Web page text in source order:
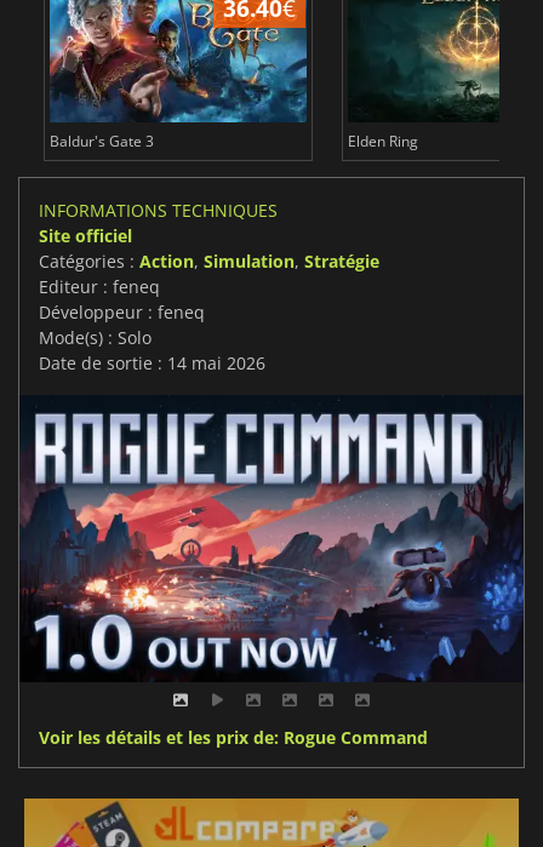
36.40€
Baldur's Gate 3 Elden Ring
INFORMATIONS TECHNIQUES
Site officiel
Catégories : Action, Simulation, Stratégie
Editeur : feneq
Développeur : feneq
Mode(s) : Solo
Date de sortie : 14 mai 2026
Voir les détails et les prix de: Rogue Command